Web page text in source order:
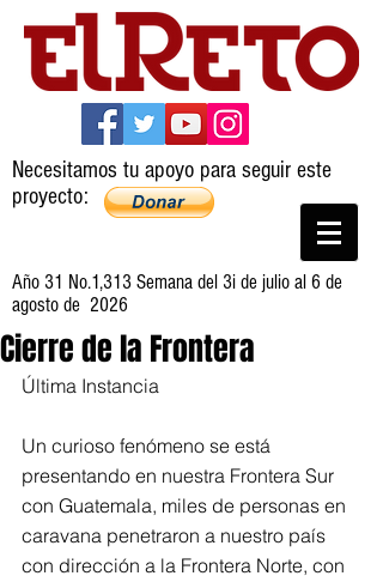
Necesitamos tu apoyo para seguir este
proyecto:
Año 31 No.1,313 Semana del 3i de julio al 6 de
agosto de 2026
Cierre de la Frontera
Última Instancia
Un curioso fenómeno se está
presentando en nuestra Frontera Sur
con Guatemala, miles de personas en
caravana penetraron a nuestro país
con dirección a la Frontera Norte, con